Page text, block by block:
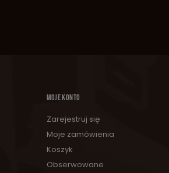
MOJE KONTO
Zarejestruj się
Moje zamówienia
Koszyk
Obserwowane